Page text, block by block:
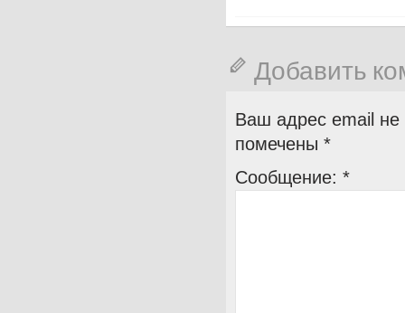
Добавить
Ваш адрес email не
помечены *
Сообщение: *